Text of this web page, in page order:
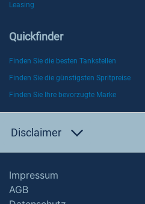
Leasing
Quickfinder
Finden Sie die besten Tankstellen
Finden Sie die günstigsten Spritpreise
Finden Sie Ihre bevorzugte Marke
Disclaimer
Impressum
AGB